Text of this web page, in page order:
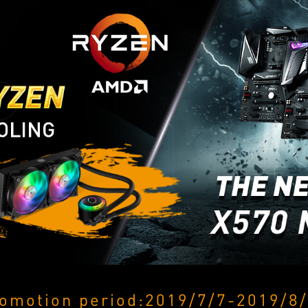
period:2019/7/7-2019/